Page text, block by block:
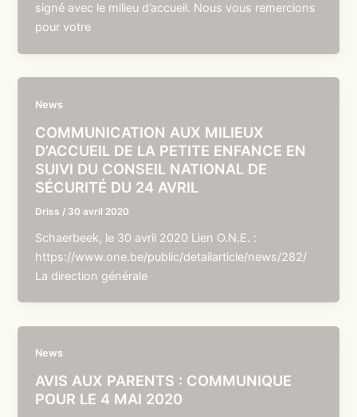
signé avec le milieu d’accueil. Nous vous remercions
pour votre
News
COMMUNICATION AUX MILIEUX
D’ACCUEIL DE LA PETITE ENFANCE EN
SUIVI DU CONSEIL NATIONAL DE
SÉCURITÉ DU 24 AVRIL
Driss / 30 avril 2020
Schaerbeek, le 30 avril 2020 Lien O.N.E. :
https://www.one.be/public/detailarticle/news/282/
La direction générale
News
AVIS AUX PARENTS : COMMUNIQUE
POUR LE 4 MAI 2020